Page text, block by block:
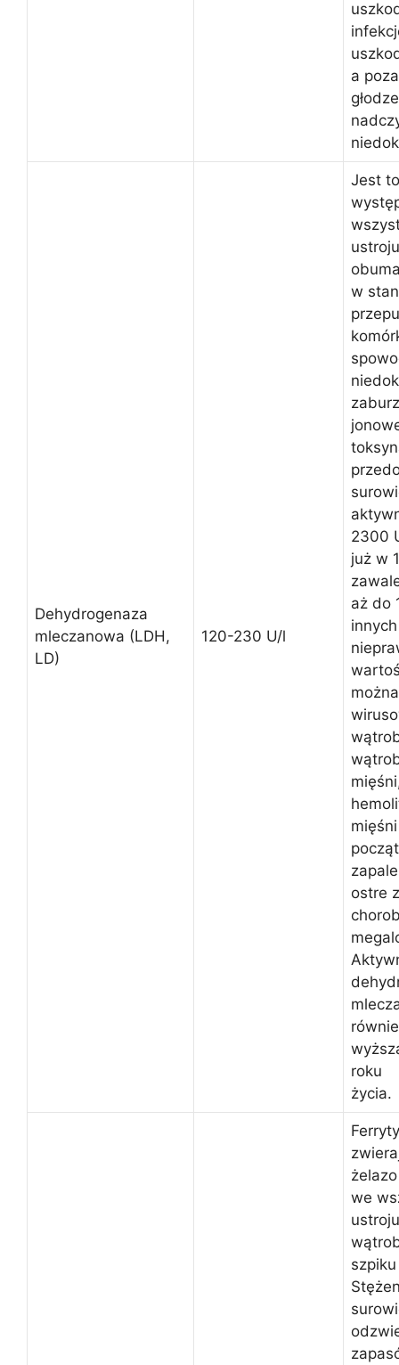
a
Dehydrogenaza
mleczanowa (LDH,
LD)
120-230 U/l
Jest
w
2300
już w
aż do
ostre
roku
życia.
we